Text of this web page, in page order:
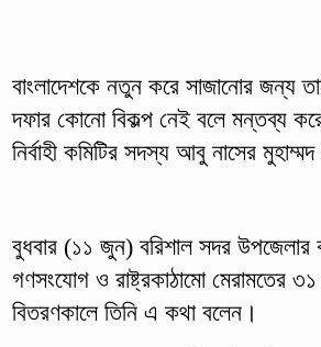
বাংলাদেশকে নতুন করে সাজানোর জন্য
দফার কোনো বিকল্প নেই বলে মন্তব্য
নির্বাহী কমিটির সদস্য আবু নাসের
বুধবার (১১ জুন) বরিশাল সদর উপজেলার
গণসংযোগ ও রাষ্ট্রকাঠামো মেরামতের
বিতরণকালে তিনি এ কথা বলেন।